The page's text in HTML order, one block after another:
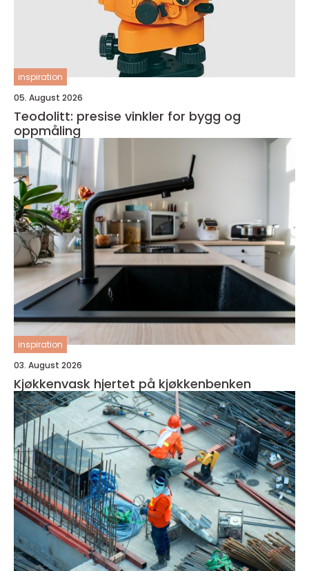
inspiration
05. August 2026
Teodolitt: presise vinkler for bygg og
oppmåling
inspiration
03. August 2026
Kjøkkenvask hjertet på kjøkkenbenken